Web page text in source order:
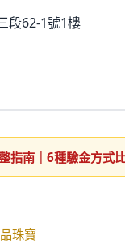
段62-1號1樓
指南｜6種驗金方式
珠寶